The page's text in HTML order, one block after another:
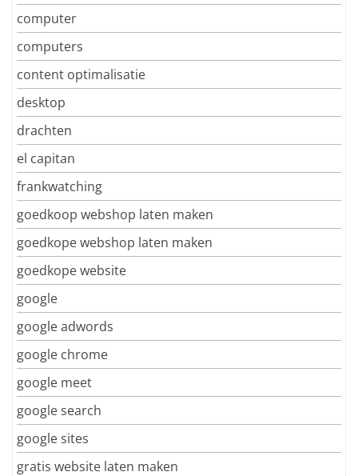
computer
computers
content optimalisatie
desktop
drachten
el capitan
frankwatching
goedkoop webshop laten maken
goedkope webshop laten maken
goedkope website
google
google adwords
google chrome
google meet
google search
google sites
gratis website laten maken